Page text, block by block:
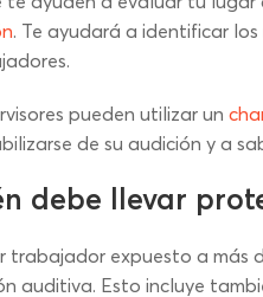
. Te ayudará a identificar
pueden utilizar un
de su audición y a
debe llevar
trabajador expuesto a más
auditiva. Esto incluye